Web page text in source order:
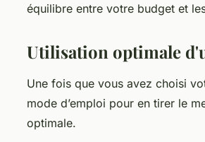
équilibre entre votre budget et
Utilisation optimale
Une fois que vous avez choisi
mode d’emploi pour en tirer le
optimale.